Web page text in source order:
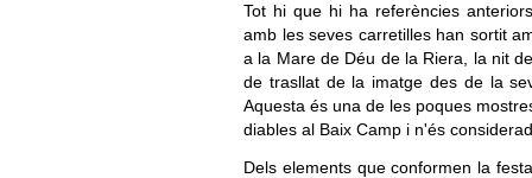
Tot hi que hi ha referències
amb les seves carretilles han sortit
a la Mare de Déu de la Riera, la nit
de trasllat de la imatge des de la
Aquesta és una de les poques
diables al Baix Camp i n'és
Dels elements que conformen la